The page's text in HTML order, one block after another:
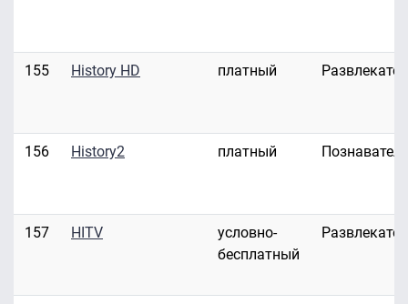
155 History HD платный
156 History2 платный
157 HITV
условно-
бесплатный